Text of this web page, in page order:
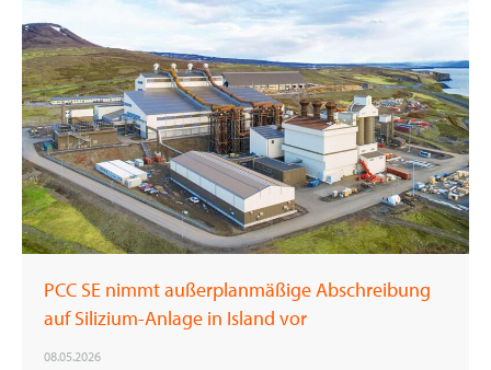
PCC SE nimmt außerplanmäßige Abschreibung
auf Silizium-Anlage in Island vor
08.05.2026